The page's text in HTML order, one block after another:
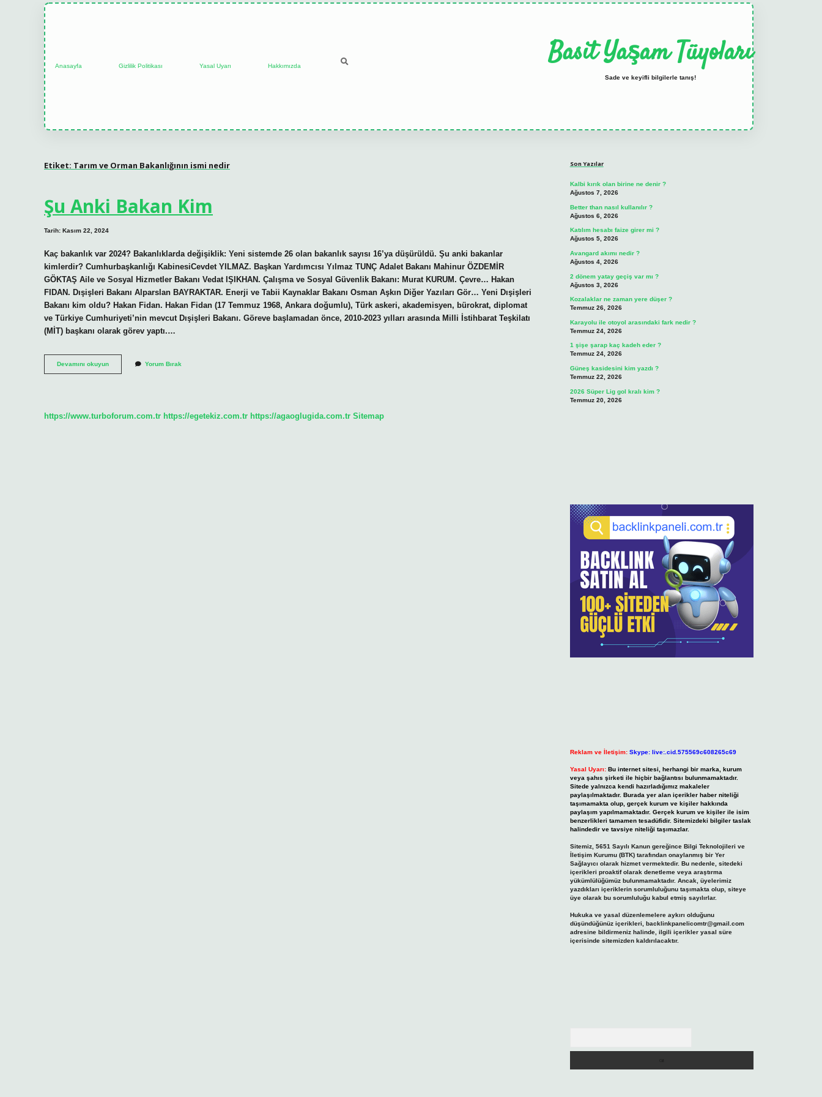
Anasayfa Gizlilik Politikası Yasal Uyarı Hakkımızda Basit Yaşam Tüyoları
Sade ve keyifli bilgilerle tanış!
Etiket: Tarım ve Orman Bakanlığının ismi nedir
Şu Anki Bakan Kim
Tarih: Kasım 22, 2024
Kaç bakanlık var 2024? Bakanlıklarda değişiklik: Yeni sistemde 26 olan bakanlık sayısı 16’ya düşürüldü. Şu anki bakanlar
kimlerdir? Cumhurbaşkanlığı KabinesiCevdet YILMAZ. Başkan Yardımcısı Yılmaz TUNÇ Adalet Bakanı Mahinur ÖZDEMİR
GÖKTAŞ Aile ve Sosyal Hizmetler Bakanı Vedat IŞIKHAN. Çalışma ve Sosyal Güvenlik Bakanı: Murat KURUM. Çevre… Hakan
FIDAN. Dışişleri Bakanı Alparslan BAYRAKTAR. Enerji ve Tabii Kaynaklar Bakanı Osman Aşkın Diğer Yazıları Gör… Yeni Dışişleri
Bakanı kim oldu? Hakan Fidan. Hakan Fidan (17 Temmuz 1968, Ankara doğumlu), Türk askeri, akademisyen, bürokrat, diplomat
ve Türkiye Cumhuriyeti’nin mevcut Dışişleri Bakanı. Göreve başlamadan önce, 2010-2023 yılları arasında Milli İstihbarat Teşkilatı
(MİT) başkanı olarak görev yaptı.…
Devamını okuyunŞu
Anki
Yorum Bırak
https://www.turboforum.com.tr https://egetekiz.com.tr https://agaoglugida.com.tr Sitemap
Son Yazılar
Kalbi kırık olan birine ne denir ?
Ağustos 7, 2026
Better than nasıl kullanılır ?
Ağustos 6, 2026
Katılım hesabı faize girer mi ?
Ağustos 5, 2026
Avangard akımı nedir ?
Ağustos 4, 2026
2 dönem yatay geçiş var mı ?
Ağustos 3, 2026
Kozalaklar ne zaman yere düşer ?
Temmuz 26, 2026
Karayolu ile otoyol arasındaki fark nedir ?
Temmuz 24, 2026
1 şişe şarap kaç kadeh eder ?
Temmuz 24, 2026
Güneş kasidesini kim yazdı ?
Temmuz 22, 2026
2026 Süper Lig gol kralı kim ?
Temmuz 20, 2026
Reklam ve İletişim: Skype: live:.cid.575569c608265c69
Yasal Uyarı: Bu internet sitesi, herhangi bir marka, kurum
veya şahıs şirketi ile hiçbir bağlantısı bulunmamaktadır.
Sitede yalnızca kendi hazırladığımız makaleler
paylaşılmaktadır. Burada yer alan içerikler haber niteliği
taşımamakta olup, gerçek kurum ve kişiler hakkında
paylaşım yapılmamaktadır. Gerçek kurum ve kişiler ile isim
benzerlikleri tamamen tesadüfidir. Sitemizdeki bilgiler taslak
halindedir ve tavsiye niteliği taşımazlar.
Sitemiz, 5651 Sayılı Kanun gereğince Bilgi Teknolojileri ve
İletişim Kurumu (BTK) tarafından onaylanmış bir Yer
Sağlayıcı olarak hizmet vermektedir. Bu nedenle, sitedeki
içerikleri proaktif olarak denetleme veya araştırma
yükümlülüğümüz bulunmamaktadır. Ancak, üyelerimiz
yazdıkları içeriklerin sorumluluğunu taşımakta olup, siteye
üye olarak bu sorumluluğu kabul etmiş sayılırlar.
Hukuka ve yasal düzenlemelere aykırı olduğunu
düşündüğünüz içerikleri, backlinkpanelicomtr@gmail.com
adresine bildirmeniz halinde, ilgili içerikler yasal süre
içerisinde sitemizden kaldırılacaktır.